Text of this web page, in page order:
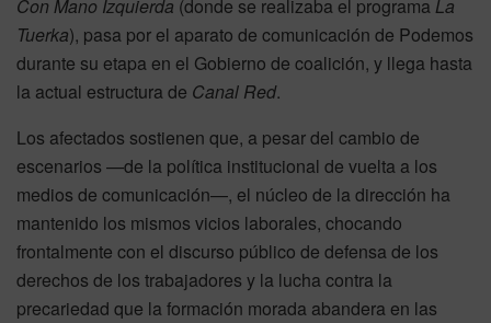
Con Mano Izquierda (donde se realizaba el programaLa
Tuerka), pasa por el aparato de comunicación de Podemos
durante su etapa en el Gobierno de coalición, y llega hasta
la actual estructura de Canal Red.
Los afectados sostienen que, a pesar del cambio de
escenarios —de la política institucional de vuelta a los
medios de comunicación—, el núcleo de la dirección ha
mantenido los mismos vicios laborales, chocando
frontalmente con el discurso público de defensa de los
derechos de los trabajadores y la lucha contra la
precariedad que la formación morada abandera en las